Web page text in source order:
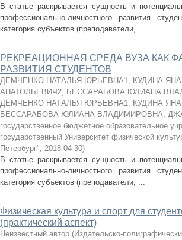
В статье раскрывается сущность и
профессионально-личностного развития
категория субъектов (преподаватели, ...
РЕКРЕАЦИОННАЯ СРЕДА ВУЗА КАК
РАЗВИТИЯ СТУДЕНТОВ
ДЕМЧЕНКО НАТАЛЬЯ ЮРЬЕВНА1, КУДИНА
АНАТОЛЬЕВИЧ2, БЕССАРАБОВА ЮЛИАНА
ДЕМЧЕНКО НАТАЛЬЯ ЮРЬЕВНА1, КУДИНА
БЕССАРАБОВА ЮЛИАНА ВЛАДИМИРОВНА,
государственное бюджетное образовательное
государственный Университет физической
Петербург", 2018-04-30)
В статье раскрывается сущность и
профессионально-личностного развития
категория субъектов (преподаватели, ...
Физическая культура и спорт для
(практический аспект)
Неизвестный автор (Издательско-